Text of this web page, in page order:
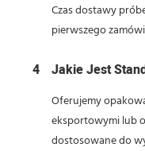
Czas dostawy
pierwszego
4 Jakie Jest
Oferujemy
eksportowymi lub
dostosowane do